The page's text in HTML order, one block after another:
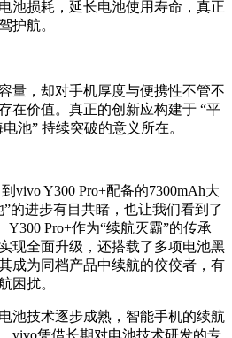
池损耗，延长电池使用寿命，真正
护航。
量，却对手机厚度与便携性不管不
在价值。真正的创新应构建于 “平
池” 持续突破的意义所在。
vivo Y300 Pro+配备的7300mAh大
的进步有目共睹，也让我们看到了
Pro+作为“续航灭霸”的传承
现全面升级，还搭载了多项电池黑
成为同档产品中续航的佼佼者，有
困扰。
池技术逐步成熟，智能手机的续航